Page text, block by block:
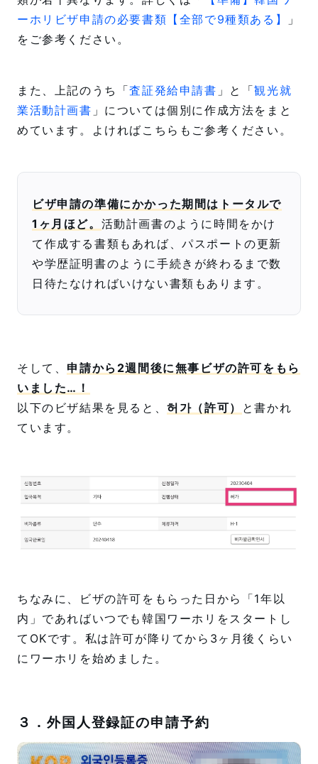
ーホリビザ申請の必要書類【全部で9種類ある】
」
をご参考ください。
また、上記のうち「査証発給申請書 」と「観光就
業活動計画書 」については個別に作成方法をまと
めています。よければこちらもご参考ください。
ビザ申請の準備にかかった期間はトータルで
1ヶ月ほど。 活動計画書のように時間をかけ
て作成する書類もあれば、パスポートの更新
や学歴証明書のように手続きが終わるまで数
日待たなければいけない書類もあります。
そして、 申請から2週間後に無事ビザの許可をもら
いました…！
以下のビザ結果を見ると、허가（許可）
と書かれ
ています。
ちなみに、ビザの許可をもらった日から「1年以
内」であればいつでも韓国ワーホリをスタートし
てOKです。私は許可が降りてから3ヶ月後くらい
にワーホリを始めました。
３．外国人登録証の申請予約